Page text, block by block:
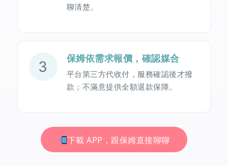
聊清楚。
3 保姆依需求報價，確認媒合
平台第三方代收付，服務確認後才撥
款；不滿意提供全額退款保障。
下載 APP，跟保姆直接聊聊